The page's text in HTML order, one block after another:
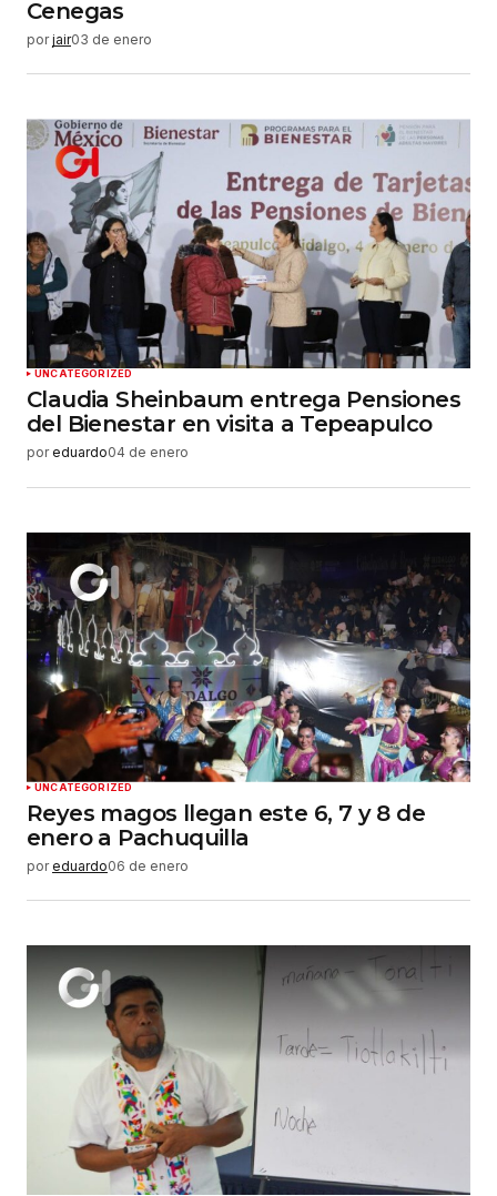
Cenegas
por jair03 de enero
UNCATEGORIZED
Claudia Sheinbaum entrega Pensiones
del Bienestar en visita a Tepeapulco
por eduardo04 de enero
UNCATEGORIZED
Reyes magos llegan este 6, 7 y 8 de
enero a Pachuquilla
por eduardo06 de enero